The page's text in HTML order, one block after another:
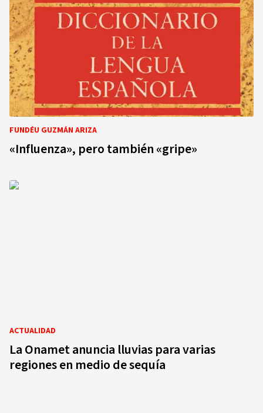
FUNDÉU GUZMÁN ARIZA
«Influenza», pero también «gripe»
ACTUALIDAD
La Onamet anuncia lluvias para varias
regiones en medio de sequía